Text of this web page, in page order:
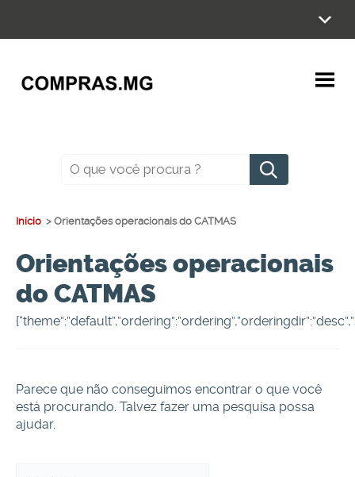
Pesquisar
Início > Orientações operacionais do CATMAS
Orientações operacionais
do CATMAS
Parece que não conseguimos encontrar o que você
está procurando. Talvez fazer uma pesquisa possa
ajudar.